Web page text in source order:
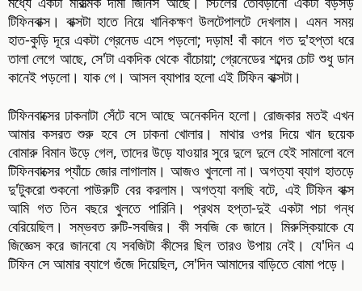
টিফিনবাক্স। বাক্সটা হাতে নিয়ে খানিকক্ষণ উলটেপালটে দেখলাম। এমন সময়
হাত-কুড়ি দূরে একটা গ্রেনেড এসে পড়লো; দড়াম! বাঁ কানে গত দু'হপ্তা ধরে
তালা লেগে আছে, সে'টা একদিক থেকে বাঁচোয়া; গ্রেনেডের শব্দের চোট শুধু ডান
কানেই পড়লো। যাক গে। আসল ব্যাপার হলো এই টিফিন বাক্সটা।
টিফিনবাক্সের ঢাকনাটা সেঁটে বসে আছে অনেকদিন হলো। রোজকার মতই এখন
আমার কসরত শুরু হবে সে ঢাকনা খোলার। মাথার ওপর দিয়ে খান ছয়েক
বোমারু বিমান উড়ে গেল, তাদের উড়ে যাওয়ার সুরে দুলে দুলে হেই সামালো বলে
টিফিনবাক্সের প্যাঁচে জোর লাগালাম। আজও খুললো না। অগত্যা ব্যাগ হাতড়ে
দু'টুকরো শুকনো পাউরুটি বের করলাম। অগত্যা বলছি বটে, এই টিফিন বাক্স
আমি গত তিন বছরে খুলতে পারিনি। প্রথম হপ্তা-দুই একটা পচা গন্ধ
বেরিয়েছিল। সম্ভবত রুটি-সবজির। কী সবজি কে জানে। মিরুস্কিয়াকে যে
জিজ্ঞেস করে জানবো যে সবজিটা কীসের ছিল তারও উপায় নেই। যে'দিন এ
টিফিন সে আমার ব্যাগে গুঁজে দিয়েছিল, সে'দিন আমাদের বাড়িতে বোমা পড়ে।